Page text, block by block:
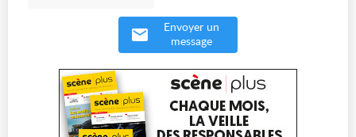
Envoyer un
message